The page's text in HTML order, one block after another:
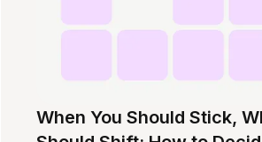
When You Should Stick,